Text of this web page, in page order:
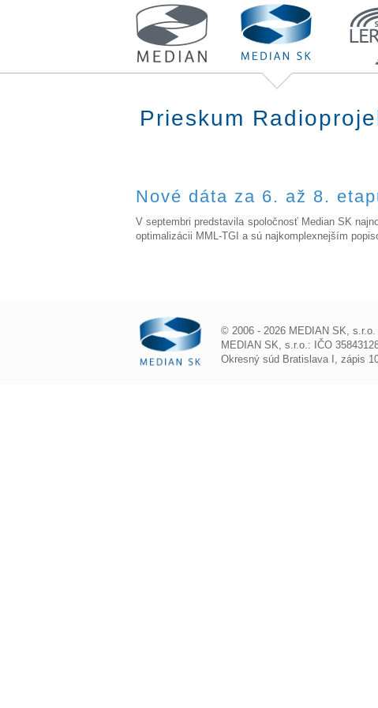
Prieskum
Nové dáta za 6. až 8.
V septembri predstavila spoločnosť Median SK
optimalizácii MML-TGI a sú najkomplexnejším
© 2006 - 2026 MEDIAN SK,
MEDIAN SK, s.r.o.: IČO
Okresný súd Bratislava I, zápis